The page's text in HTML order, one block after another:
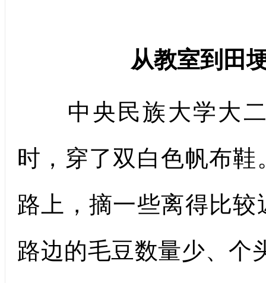
从教室到田
中央民族大学大二
时，穿了双白色帆布
路上，摘一些离得比
路边的毛豆数量少、个